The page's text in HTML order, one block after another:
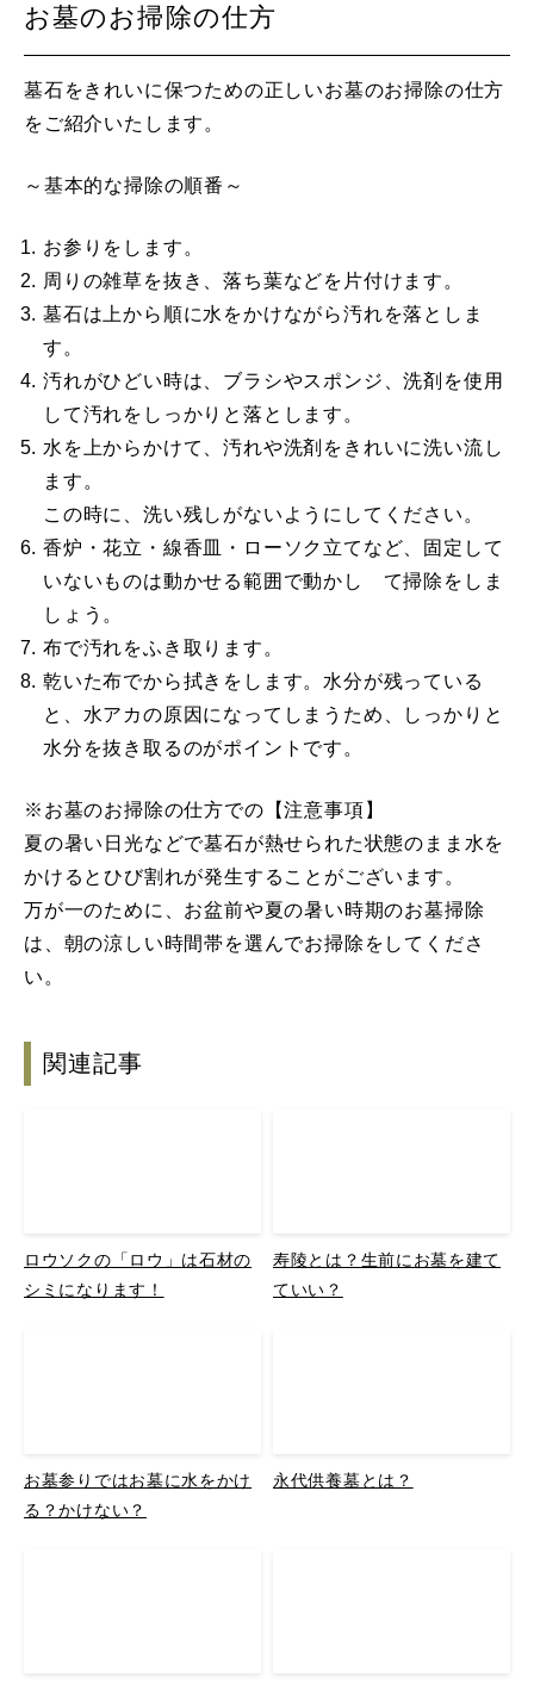
お墓のお掃除の仕方
墓石をきれいに保つための正しいお墓のお掃除の仕方
をご紹介いたします。
～基本的な掃除の順番～
お参りをします。
周りの雑草を抜き、落ち葉などを片付けます。
墓石は上から順に水をかけながら汚れを落としま
す。
汚れがひどい時は、ブラシやスポンジ、洗剤を使用
して汚れをしっかりと落とします。
水を上からかけて、汚れや洗剤をきれいに洗い流し
ます。
この時に、洗い残しがないようにしてください。
香炉・花立・線香皿・ローソク立てなど、固定して
いないものは動かせる範囲で動かし て掃除をしま
しょう。
布で汚れをふき取ります。
乾いた布でから拭きをします。水分が残っている
と、水アカの原因になってしまうため、しっかりと
水分を抜き取るのがポイントです。
※お墓のお掃除の仕方での【注意事項】
夏の暑い日光などで墓石が熱せられた状態のまま水を
かけるとひび割れが発生することがございます。
万が一のために、お盆前や夏の暑い時期のお墓掃除
は、朝の涼しい時間帯を選んでお掃除をしてくださ
い。
関連記事
ロウソクの「ロウ」は石材の
シミになります！
寿陵とは？生前にお墓を建て
ていい？
お墓参りではお墓に水をかけ
る？かけない？
永代供養墓とは？